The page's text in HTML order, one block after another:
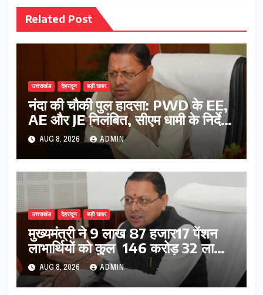
Related Post
उत्तराखंड देहरादून बड़ी खबर
नंदा की चौकी पुल हादसा: PWD के EE,
AE और JE निलंबित, सीएम धामी के निर्देश
पर सख्त कार्रवाई
AUG 8, 2026 ADMIN
उत्तराखंड देहरादून बड़ी खबर
मुख्यमंत्री ने 9 लाख 87 हजार17 पेंशन
लाभार्थियों को कुल 146 करोड़ 32 लाख
की पेंशन राशि का किया भुगतान
AUG 8, 2026 ADMIN